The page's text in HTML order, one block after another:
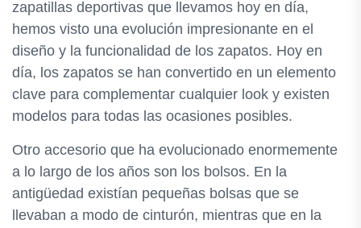
zapatillas deportivas que llevamos hoy en día,
hemos visto una evolución impresionante en el
diseño y la funcionalidad de los zapatos. Hoy en
día, los zapatos se han convertido en un elemento
clave para complementar cualquier look y existen
modelos para todas las ocasiones posibles.
Otro accesorio que ha evolucionado enormemente
a lo largo de los años son los bolsos. En la
antigüedad existían pequeñas bolsas que se
llevaban a modo de cinturón, mientras que en la